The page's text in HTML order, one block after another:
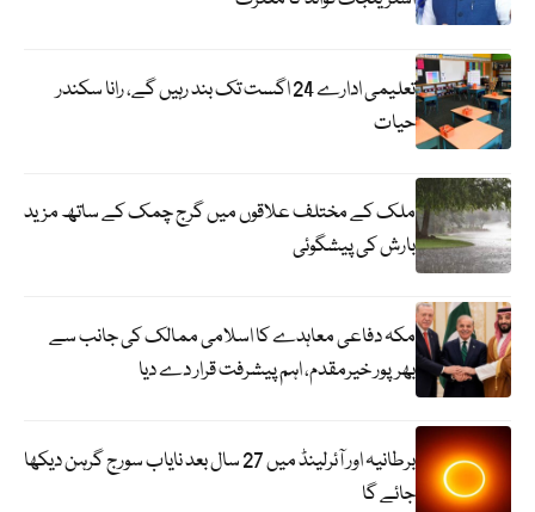
تعلیمی ادارے 24 اگست تک بند رہیں گے، رانا سکندر
حیات
ملک کے مختلف علاقوں میں گرج چمک کے ساتھ مزید
بارش کی پیشگوئی
مکہ دفاعی معاہدے کا اسلامی ممالک کی جانب سے
بھرپور خیرمقدم، اہم پیشرفت قرار دے دیا
برطانیہ اور آئرلینڈ میں 27 سال بعد نایاب سورج گرہن دیکھا
جائے گا